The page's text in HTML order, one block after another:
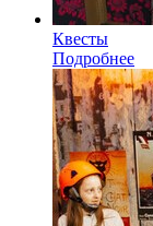
Квесты
Подробнее